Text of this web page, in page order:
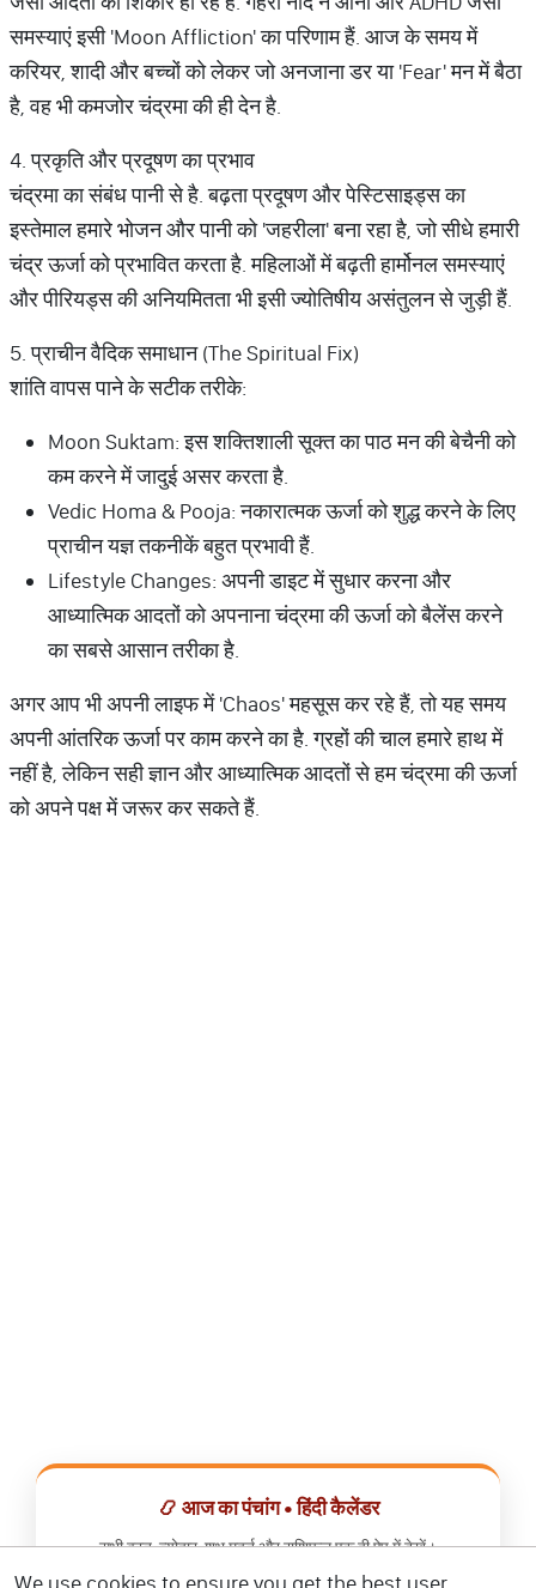
समस्याएं इसी 'Moon Affliction' का परिणाम हैं. आज के समय में
करियर, शादी और बच्चों को लेकर जो अनजाना डर या 'Fear' मन में बैठा
है, वह भी कमजोर चंद्रमा की ही देन है.
4. प्रकृति और प्रदूषण का प्रभाव
चंद्रमा का संबंध पानी से है. बढ़ता प्रदूषण और पेस्टिसाइड्स का
इस्तेमाल हमारे भोजन और पानी को 'जहरीला' बना रहा है, जो सीधे हमारी
चंद्र ऊर्जा को प्रभावित करता है. महिलाओं में बढ़ती हार्मोनल समस्याएं
और पीरियड्स की अनियमितता भी इसी ज्योतिषीय असंतुलन से जुड़ी हैं.
5. प्राचीन वैदिक समाधान (The Spiritual Fix)
शांति वापस पाने के सटीक तरीके:
Moon Suktam: इस शक्तिशाली सूक्त का पाठ मन की बेचैनी को
कम करने में जादुई असर करता है.
Vedic Homa & Pooja: नकारात्मक ऊर्जा को शुद्ध करने के लिए
प्राचीन यज्ञ तकनीकें बहुत प्रभावी हैं.
Lifestyle Changes: अपनी डाइट में सुधार करना और
आध्यात्मिक आदतों को अपनाना चंद्रमा की ऊर्जा को बैलेंस करने
का सबसे आसान तरीका है.
अगर आप भी अपनी लाइफ में 'Chaos' महसूस कर रहे हैं, तो यह समय
अपनी आंतरिक ऊर्जा पर काम करने का है. ग्रहों की चाल हमारे हाथ में
नहीं है, लेकिन सही ज्ञान और आध्यात्मिक आदतों से हम चंद्रमा की ऊर्जा
को अपने पक्ष में जरूर कर सकते हैं.
📿 आज का पंचांग • हिंदी कैलेंडर
सभी व्रत, त्योहार, शुभ मुहूर्त और राशिफल एक ही ऐप में देखें।